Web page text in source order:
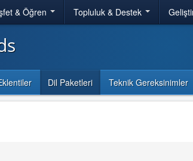
& Öğren Topluluk & Destek
Dil Paketleri Teknik Gereksinimler